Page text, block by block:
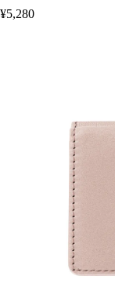
¥5,280